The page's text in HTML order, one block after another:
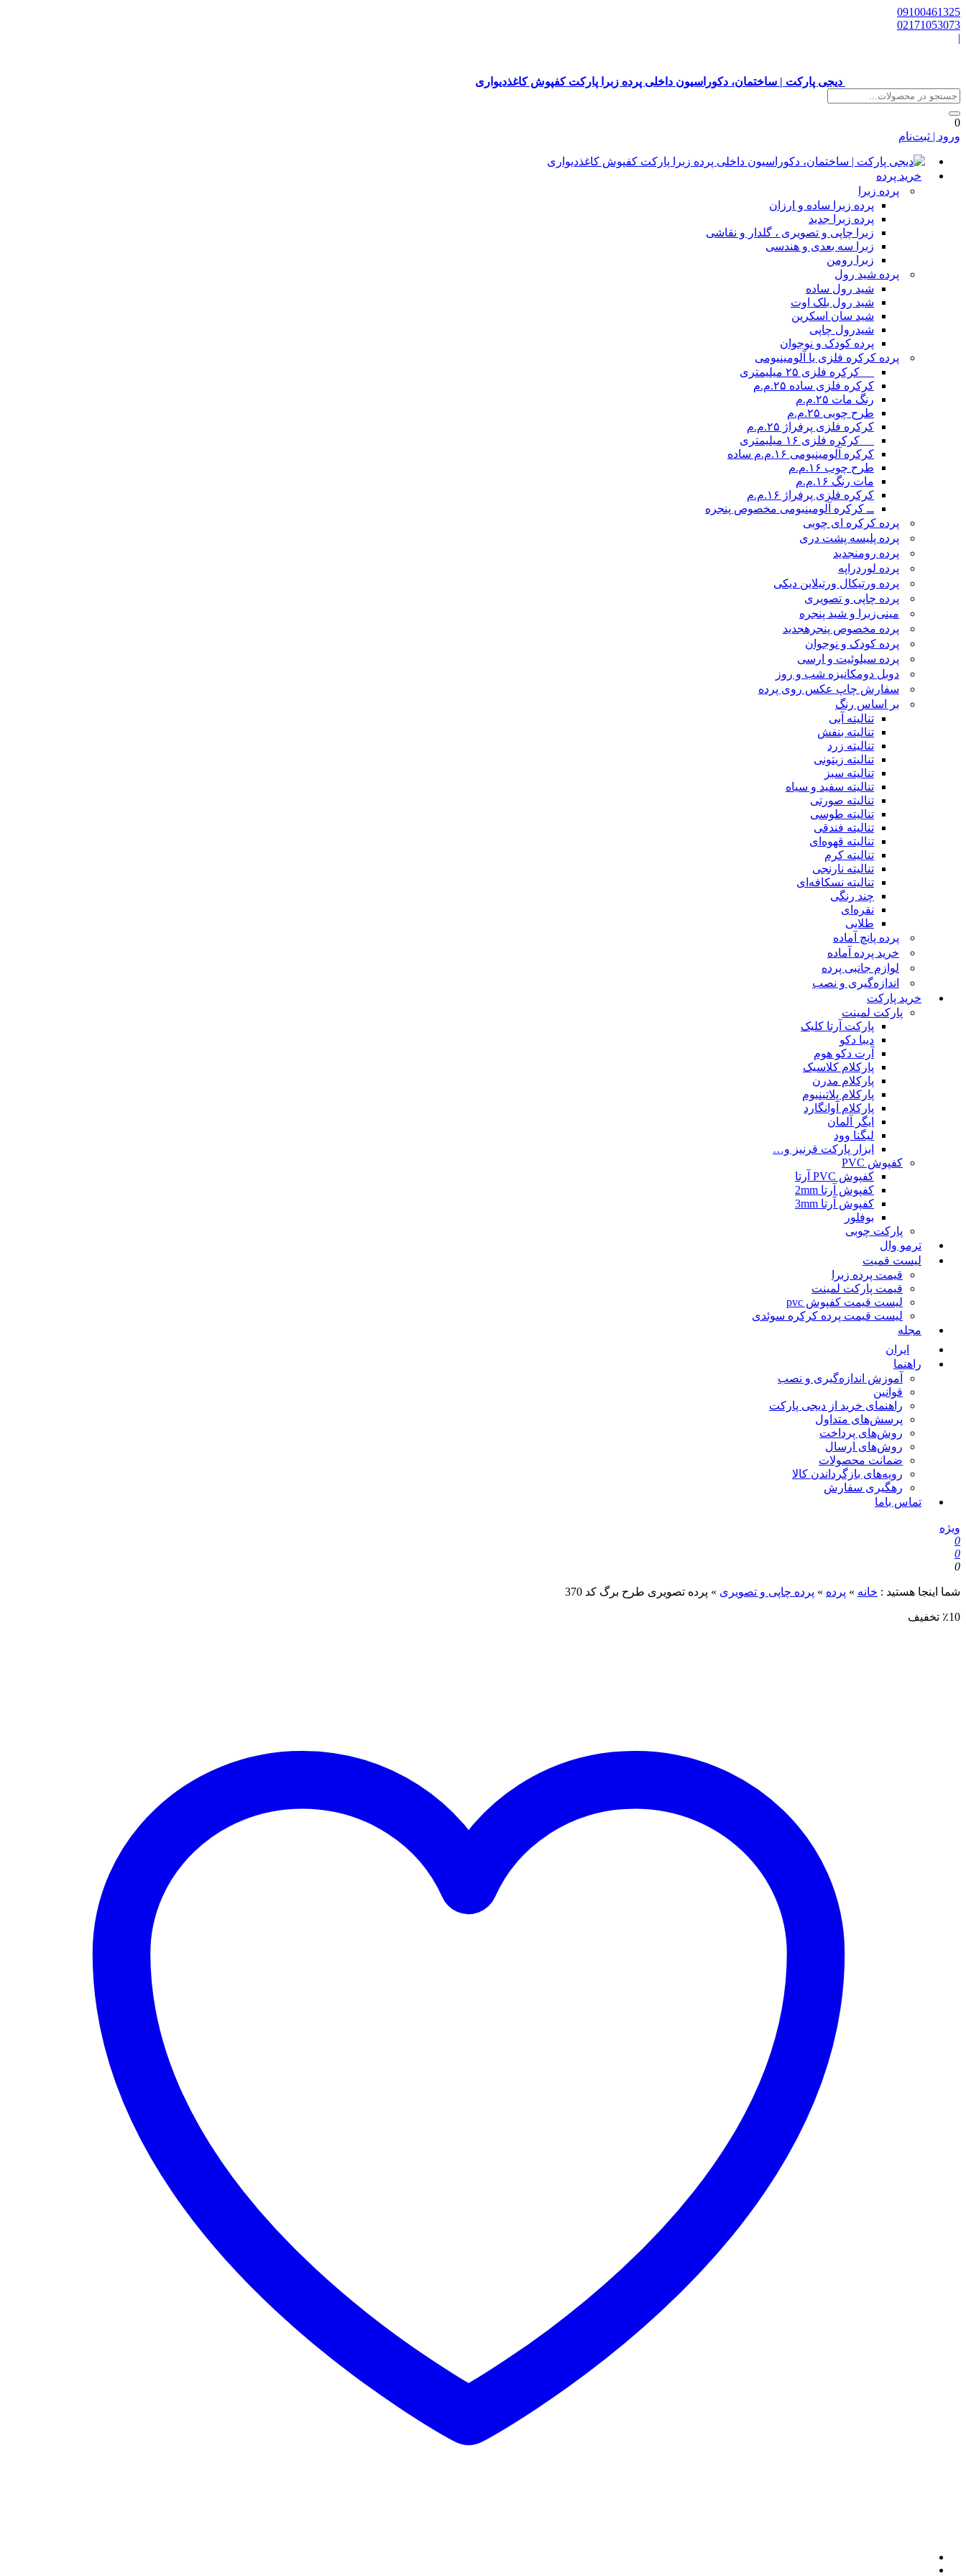
09100461325
02171053073
|
دیجی پارکت | ساختمان، دکوراسیون داخلی پرده زبرا پارکت کفپوش کاغذدیواری
0
ورود | ثبت‌نام
خرید پرده
پرده زبرا
پرده زبرا ساده و ارزان
پرده زبرا جدید
زبرا چاپی و تصویری ، گلدار و نقاشی
زبرا سه بعدی و هندسی
زبرا رومن
پرده شید رول
شید رول ساده
شید رول بلک اوت
شید سان اسکرین
شیدرول چاپی
پرده کودک و نوجوان
پرده کرکره فلزی یا آلومینیومی
__ کرکره فلزی ۲۵ میلیمتری
کرکره فلزی ساده ۲۵.م.م
رنگ مات ۲۵.م.م
طرح چوبی ۲۵.م.م
کرکره فلزی پرفراژ ۲۵.م.م
__ کرکره فلزی ۱۶ میلیمتری
کرکره آلومینیومی ۱۶.م.م ساده
طرح چوب ۱۶.م.م
مات رنگ ۱۶.م.م
کرکره فلزی پرفراژ ۱۶.م.م
ــ کرکره آلومینیومی مخصوص پنجره
پرده کرکره ای چوبی
پرده پلیسه پشت دری
پرده رومنجدید
پرده لوردراپه
پرده ورتیکال ورتیلاین دیکی
پرده چاپی و تصویری
مینی‌زبرا و شید پنجره
پرده مخصوص پنجرهجدید
پرده کودک و نوجوان
پرده سیلوئیت و ارسی
دوبل دومکانیزه شب و روز
سفارش چاپ عکس روی پرده
بر اساس رنگ
تنالیته آبی
تنالیته بنفش
تنالیته زرد
تنالیته زیتونی
تنالیته سبز
تنالیته سفید و سیاه
تنالیته صورتی
تنالیته طوسی
تنالیته فندقی
تنالیته قهوه‌ای
تنالیته کرم
تنالیته نارنجی
تنالیته نسکافه‌ای
چند رنگی
نقره‌ای
طلایی
پرده پانچ آماده
خرید پرده آماده
لوازم جانبی پرده
اندازه‌گیری و نصب
خرید پارکت
پارکت لمینت
پارکت آرتا کلیک
دیبا دکو
آرت دکو هوم
پارکلام کلاسیک
پارکلام مدرن
پارکلام پلاتینیوم
پارکلام آوانگارد
ایگر آلمان
لیگنا وود
ابزار پارکت قرنیز و…
کفپوش PVC
کفپوش PVC آرتا
کفپوش آرتا 2mm
کفپوش آرتا 3mm
بوفلور
پارکت چوبی
ترمو وال
لیست قمیت
قیمت پرده زبرا
قیمت پارکت لمینت
لیست قیمت کفپوش pvc
لیست قیمت پرده کرکره سوئدی
مجله
ایران
راهنما
آموزش اندازه‌گیری و نصب
قوانین
راهنمای خرید از دیجی پارکت
پرسش‌های متداول
روش‌های پرداخت
روش‌های ارسال
ضمانت محصولات
رویه‌های بازگرداندن کالا
رهگیری سفارش
تماس باما
ویژه
0
0
0
شما اینجا هستید : خانه » پرده » پرده چاپی و تصویری » پرده تصویری طرح برگ کد 370
٪10 تخفیف